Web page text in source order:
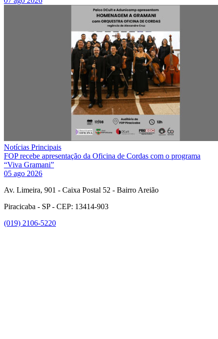
Notícias Principais
FOP recebe apresentação da Oficina de Cordas com o programa
“Viva Gramani”
05 ago 2026
Av. Limeira, 901 - Caixa Postal 52 - Bairro Areião
Piracicaba - SP - CEP: 13414-903
(019) 2106-5220